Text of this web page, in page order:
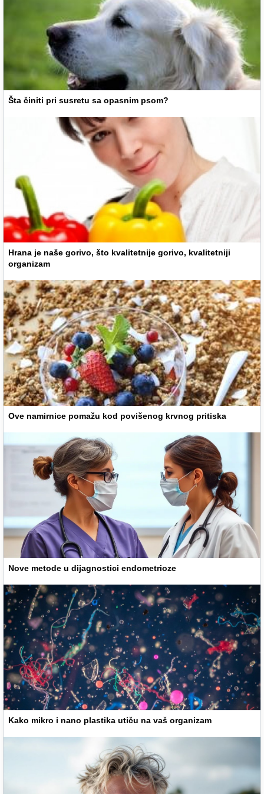
Šta činiti pri susretu sa opasnim psom?
Hrana je naše gorivo, što kvalitetnije gorivo, kvalitetniji
organizam
Ove namirnice pomažu kod povišenog krvnog pritiska
Nove metode u dijagnostici endometrioze
Kako mikro i nano plastika utiču na vaš organizam